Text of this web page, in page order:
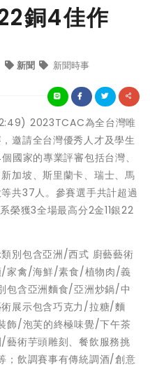
銅4佳作
新聞 新聞時事
2023TCAC為全台灣唯
邀請全台灣優秀人才及學生
國家的專業評審包括台灣、
加坡、斯里蘭卡、瑞士、馬
共37人。參賽選手共計超過
榮獲3全場最高分2金11銀22
別包含亞洲/西式 廚藝藝術
/家禽/海鮮/素食/植物肉/義
包含亞洲麵食/亞洲炒鍋/中
展示包含巧克力/拉糖/麵
飾/泡芙的終極味覺/下午茶
藝術芋頭雕刻、餐飲服務挑
；飲調賽事有傳統調酒/創意